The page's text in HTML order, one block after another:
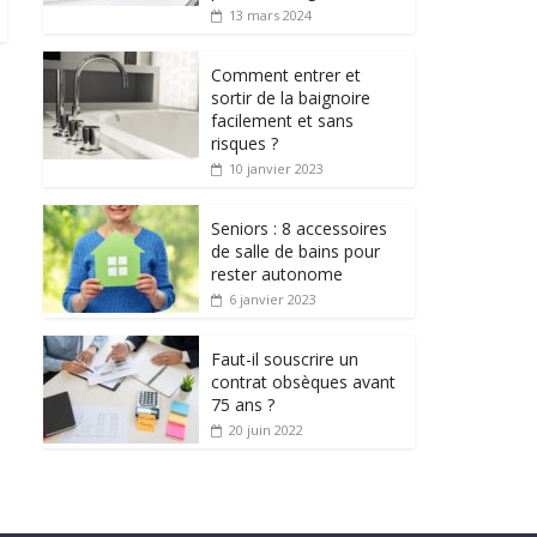
13 mars 2024
Comment entrer et
sortir de la baignoire
facilement et sans
risques ?
10 janvier 2023
Seniors : 8 accessoires
de salle de bains pour
rester autonome
6 janvier 2023
Faut-il souscrire un
contrat obsèques avant
75 ans ?
20 juin 2022